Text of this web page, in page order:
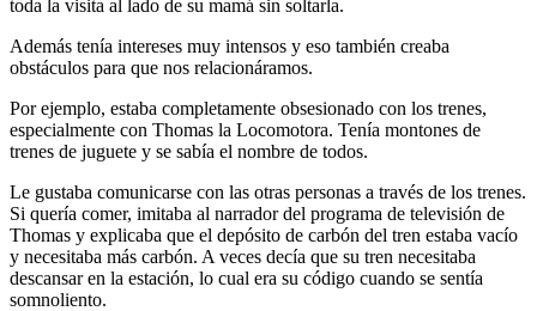
toda la visita al lado de su mamá sin soltarla.
Además tenía intereses muy intensos y eso también creaba
obstáculos para que nos relacionáramos.
Por ejemplo, estaba completamente obsesionado con los trenes,
especialmente con Thomas la Locomotora. Tenía montones de
trenes de juguete y se sabía el nombre de todos.
Le gustaba comunicarse con las otras personas a través de los trenes.
Si quería comer, imitaba al narrador del programa de televisión de
Thomas y explicaba que el depósito de carbón del tren estaba vacío
y necesitaba más carbón. A veces decía que su tren necesitaba
descansar en la estación, lo cual era su código cuando se sentía
somnoliento.